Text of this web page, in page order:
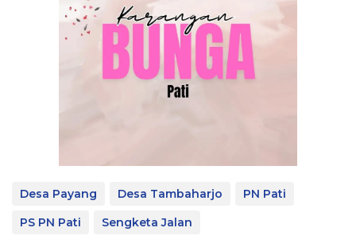
Desa Payang Desa Tambaharjo
PN Pati
PS PN Pati
Sengketa Jalan